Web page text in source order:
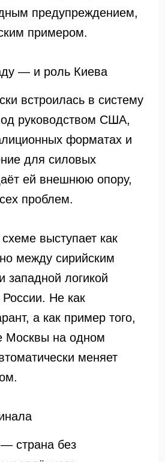
предупреждением,
примером.
— и роль Киева
встроилась в систему
руководством США,
форматах и
для силовых
ей внешнюю опору,
проблем.
выступает как
между сирийским
западной логикой
Не как
а как пример того,
Москвы на одном
меняет
страна без